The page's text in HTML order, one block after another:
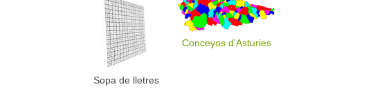
Sopa de lletres
Conceyos d'Asturies